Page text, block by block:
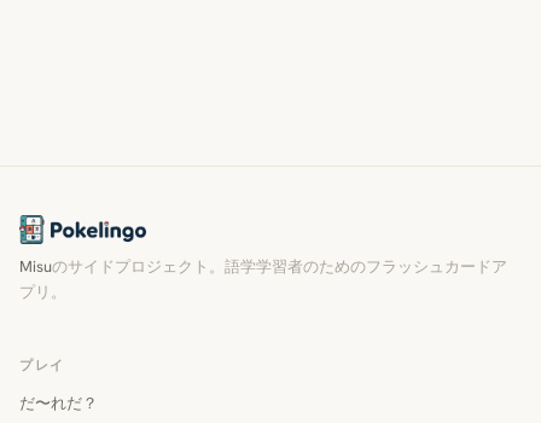
Misuのサイドプロジェクト。語学学習者のためのフラッシュカードア
プリ。
プレイ
だ〜れだ？